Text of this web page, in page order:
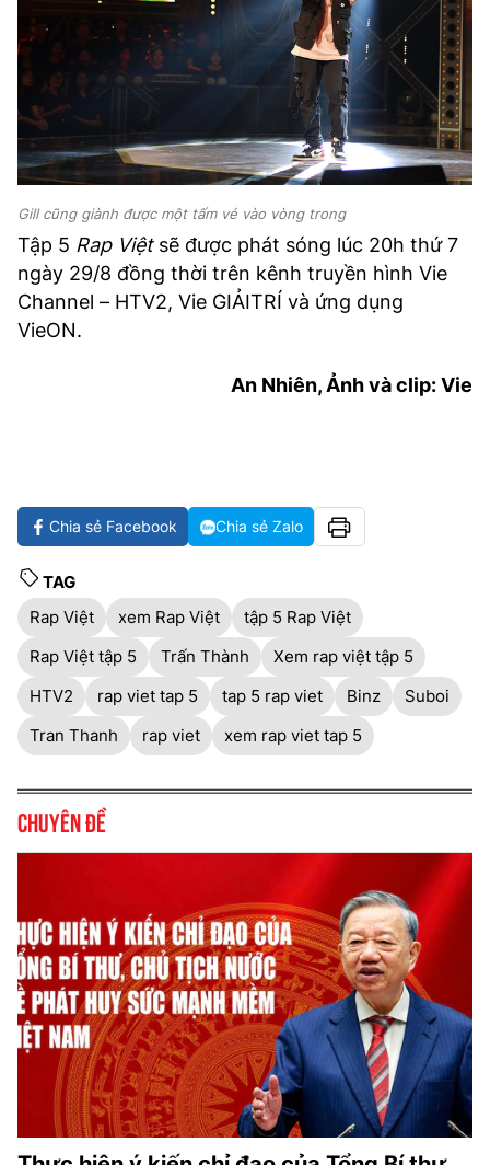
Gill cũng giành được một tấm vé vào vòng trong
Tập 5 Rap Việtsẽ được phát sóng lúc 20h thứ 7
ngày 29/8 đồng thời trên kênh truyền hình Vie
Channel – HTV2, Vie GIẢITRÍ và ứng dụng
VieON.
An Nhiên, Ảnh và clip: Vie
Chia sẻ Facebook Chia sẻ Zalo
TAG
Rap Việt
xem Rap Việt
tập 5 Rap Việt
Rap Việt tập 5
Trấn Thành
Xem rap việt tập 5
HTV2
rap viet tap 5 tap 5 rap viet Binz
Suboi
Tran Thanh
rap viet xem rap viet tap 5
Chuyên đề